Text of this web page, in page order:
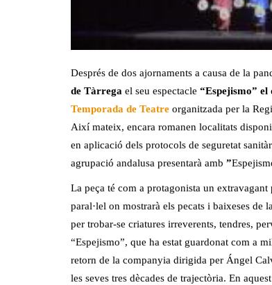
Després de dos ajornaments a causa de la
de Tàrrega el seu espectacle “Espejismo” el
Temporada de Teatre organitzada per la
Així mateix, encara romanen localitats
en aplicació dels protocols de seguretat
agrupació andalusa presentarà amb ”
La peça té com a protagonista un
paral·lel on mostrarà els pecats i baixeses
per trobar-se criatures irreverents, tendres,
“Espejismo”, que ha estat guardonat com a
retorn de la companyia dirigida per Ángel
les seves tres dècades de trajectòria. En